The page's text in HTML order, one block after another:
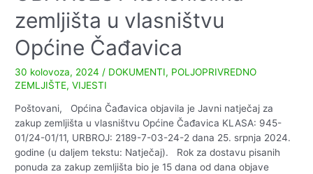
poljoprivrednim
zemljištem
zemljišta u vlasništvu
Općine Čađavica
30 kolovoza, 2024 / DOKUMENTI, POLJOPRIVREDNO
ZEMLJIŠTE,VIJESTI
Poštovani, Općina Čađavica objavila je Javni natječaj za
zakup zemljišta u vlasništvu Općine Čađavica KLASA: 945-
01/24-01/11, URBROJ: 2189-7-03-24-2 dana 25. srpnja 2024.
godine (u daljem tekstu: Natječaj). Rok za dostavu pisanih
ponuda za zakup zemljišta bio je 15 dana od dana objave